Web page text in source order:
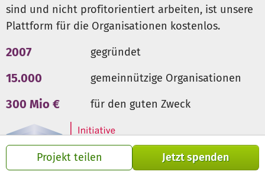
Projekt teilen Jetzt spenden
sind und nicht profitorientiert arbeiten, ist unsere
Plattform für die Organisationen kostenlos.
2007 gegründet
15.000 gemeinnützige Organisationen
300 Mio € für den guten Zweck